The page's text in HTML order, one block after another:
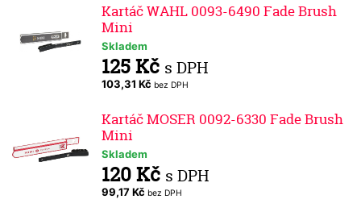
Kartáč WAHL 0093-6490 Fade Brush
Mini
Skladem
125 Kč s DPH
103,31 Kč bez DPH
Kartáč MOSER 0092-6330 Fade Brush
Mini
Skladem
120 Kč s DPH
99,17 Kč bez DPH